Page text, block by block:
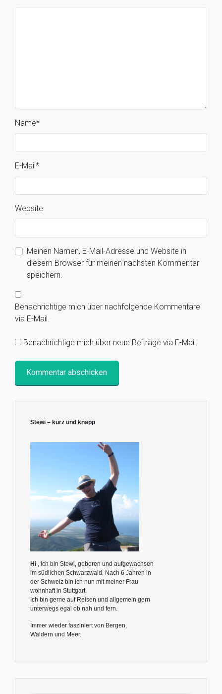
Name*
E-Mail*
Website
Meinen Namen, E-Mail-Adresse und Website in
diesem Browser für meinen nächsten Kommentar
speichern.
Benachrichtige mich über nachfolgende Kommentare
via E-Mail.
Benachrichtige mich über neue Beiträge via E-Mail.
Stewi – kurz und knapp
Hi , ich bin Stewi, geboren und aufgewachsen
im südlichen Schwarzwald. Nach 6 Jahren in
der Schweiz bin ich nun mit meiner Frau
wohnhaft in Stuttgart.
Ich bin gerne auf Reisen und allgemein gern
unterwegs egal ob nah und fern.
Immer wieder fasziniert von Bergen,
Wäldern und Meer.